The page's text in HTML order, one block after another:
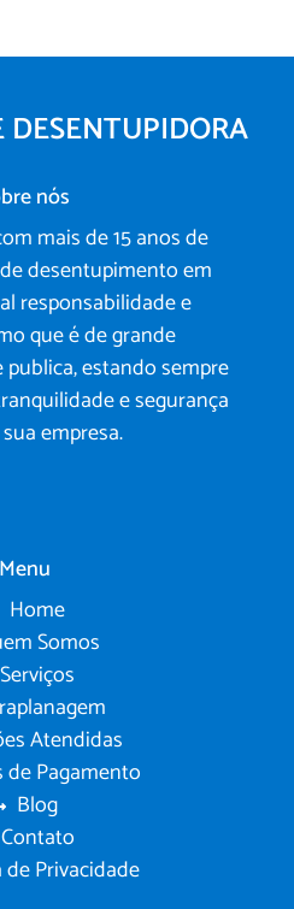
DESENTUPIDORA
nós
mais de 15 anos de
desentupimento em
responsabilidade e
que é de grande
estando sempre
e segurança
empresa.
Menu
Home
Somos
Serviços
Atendidas
de Pagamento
Blog
Contato
Privacidade